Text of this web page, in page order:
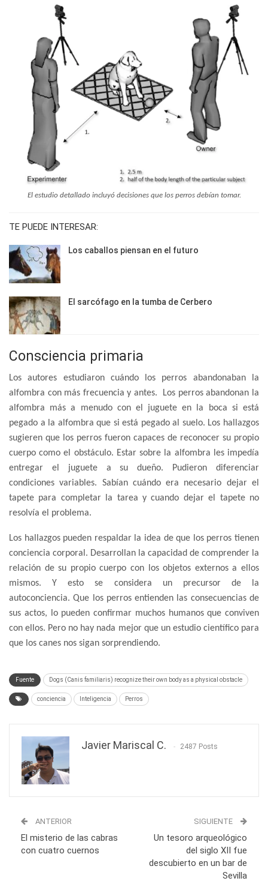
El estudio detallado incluyó decisiones que los perros debían tomar.
TE PUEDE INTERESAR:
Los caballos piensan en el futuro
El sarcófago en la tumba de Cerbero
Consciencia primaria
Los autores estudiaron cuándo los perros abandonaban la
alfombra con más frecuencia y antes. Los perros abandonan la
alfombra más a menudo con el juguete en la boca si está
pegado a la alfombra que si está pegado al suelo. Los hallazgos
sugieren que los perros fueron capaces de reconocer su propio
cuerpo como el obstáculo. Estar sobre la alfombra les impedía
entregar el juguete a su dueño. Pudieron diferenciar
condiciones variables. Sabían cuándo era necesario dejar el
tapete para completar la tarea y cuando dejar el tapete no
resolvía el problema.
Los hallazgos pueden respaldar la idea de que los perros tienen
conciencia corporal. Desarrollan la capacidad de comprender la
relación de su propio cuerpo con los objetos externos a ellos
mismos. Y esto se considera un precursor de la
autoconciencia. Que los perros entienden las consecuencias de
sus actos, lo pueden confirmar muchos humanos que conviven
con ellos. Pero no hay nada mejor que un estudio científico para
que los canes nos sigan sorprendiendo.
Fuente Dogs (Canis familiaris) recognize their own body as a physical obstacle
conciencia Inteligencia Perros
Javier Mariscal C. 2487 Posts
ANTERIOR
El misterio de las cabras
con cuatro cuernos
SIGUIENTE
Un tesoro arqueológico
del siglo XII fue
descubierto en un bar de
Sevilla